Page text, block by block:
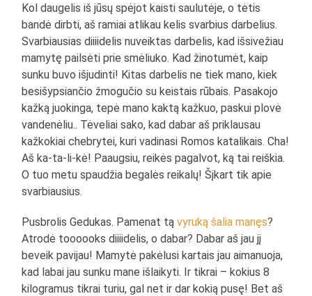
Kol daugelis iš jūsų spėjot kaisti saulutėje, o tėtis
bandė dirbti, aš ramiai atlikau kelis svarbius darbelius.
Svarbiausias diiiidelis nuveiktas darbelis, kad išsivežiau
mamytę pailsėti prie smėliuko. Kad žinotumėt, kaip
sunku buvo išjudinti! Kitas darbelis ne tiek mano, kiek
besišypsiančio žmogučio su keistais rūbais. Pasakojo
kažką juokinga, tepė mano kaktą kažkuo, paskui plovė
vandenėliu.. Tėveliai sako, kad dabar aš priklausau
kažkokiai chebrytei, kuri vadinasi Romos katalikais. Cha!
Aš ka-ta-li-kė! Paaugsiu, reikės pagalvot, ką tai reiškia.
O tuo metu spaudžia begalės reikalų! Šįkart tik apie
svarbiausius.
Pusbrolis Gedukas. Pamenat tąvyruką šalia manęs?
Atrodė toooooks diiiidelis, o dabar? Dabar aš jau jį
beveik pavijau! Mamytė pakėlusi kartais jau aimanuoja,
kad labai jau sunku mane išlaikyti. Ir tikrai – kokius 8
kilogramus tikrai turiu, gal net ir dar kokią pusę! Bet aš